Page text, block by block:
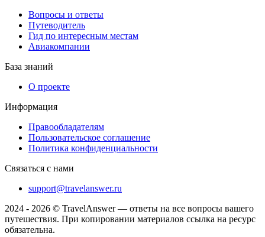
Вопросы и ответы
Путеводитель
Гид по интересным местам
Авиакомпании
База знаний
О проекте
Информация
Правообладателям
Пользовательское соглашение
Политика конфиденциальности
Связаться с нами
support@travelanswer.ru
2024 - 2026 © TravelAnswer — ответы на все вопросы вашего
путешествия. При копировании материалов ссылка на ресурс
обязательна.